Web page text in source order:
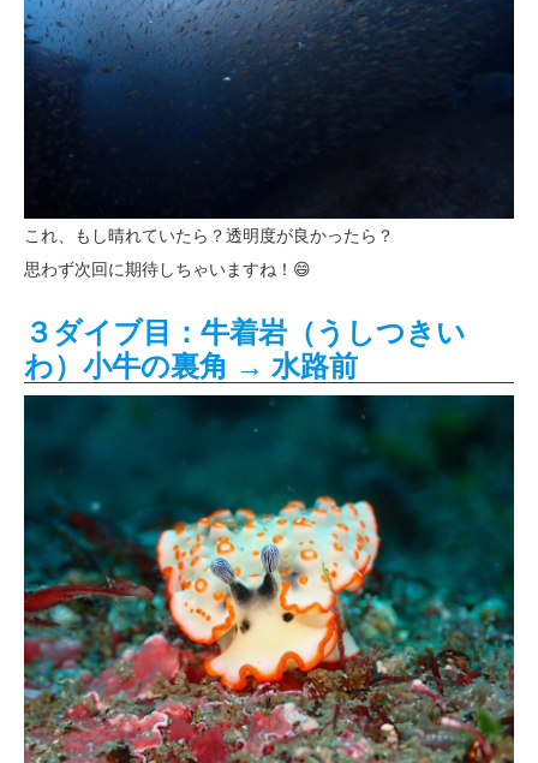
これ、もし晴れていたら？透明度が良かったら？
思わず次回に期待しちゃいますね！😄
３ダイブ目：牛着岩（うしつきい
わ）小牛の裏角 → 水路前